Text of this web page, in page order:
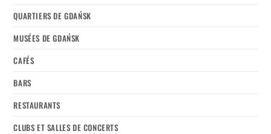
QUARTIERS DE GDAŃSK
MUSÉES DE GDAŃSK
CAFÉS
BARS
RESTAURANTS
CLUBS ET SALLES DE CONCERTS